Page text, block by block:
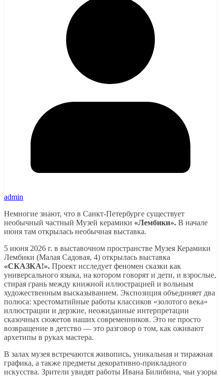
admin
Немногие знают, что в Санкт-Петербурге существует
необычный частный Музей керамики «Лембики». В начале
июня там открылась необычная выставка.
5 июня 2026 г. в выставочном пространстве Музея Керамики
Лембики (Малая Садовая, 4) открылась выставка
«СКАЗКА!». Проект исследует феномен сказки как
универсального языка, на котором говорят и дети, и взрослые,
стирая грань между книжной иллюстрацией и вольным
художественным высказыванием. Экспозиция объединяет два
полюса: хрестоматийные работы классиков «золотого века»
иллюстрации и дерзкие, неожиданные интерпретации
сказочных сюжетов наших современников. Это не просто
возвращение в детство — это разговор о том, как оживают
архетипы в руках мастера.
В залах музея встречаются живопись, уникальная и тиражная
графика, а также предметы декоративно-прикладного
искусства. Зрители увидят работы Ивана Билибина, чьи узоры